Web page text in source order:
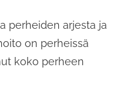
perheiden arjesta ja
on perheissä
koko perheen